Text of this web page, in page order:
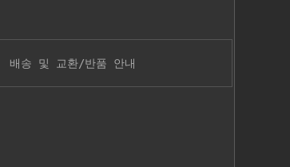
배송 및 교환/반품 안내